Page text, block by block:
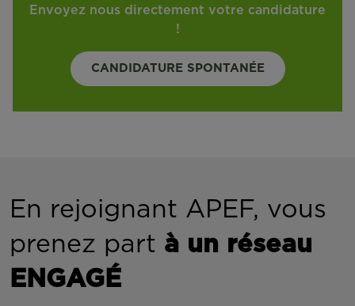
Envoyez nous directement votre candidature
!
CANDIDATURE SPONTANÉE
En rejoignant APEF, vous
prenez part à un réseau
ENGAGÉ